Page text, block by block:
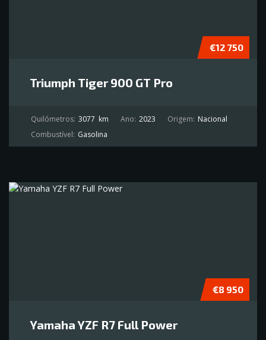
€12 750
Triumph Tiger 900 GT Pro
Quilómetros: 3077 km Ano: 2023 Origem: Nacional
Combustível: Gasolina
€8 950
Yamaha YZF R7 Full Power